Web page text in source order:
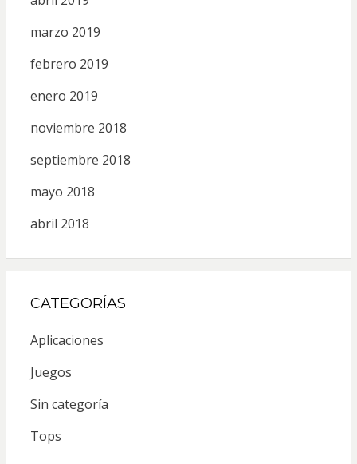
marzo 2019
febrero 2019
enero 2019
noviembre 2018
septiembre 2018
mayo 2018
abril 2018
CATEGORÍAS
Aplicaciones
Juegos
Sin categoría
Tops